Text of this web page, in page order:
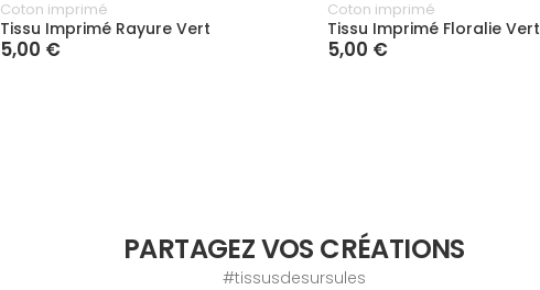
Coton imprimé
Tissu Imprimé Rayure Vert
5,00 €
Coton imprimé
Tissu Imprimé Floralie Vert
5,00 €
PARTAGEZ VOS CRÉATIONS
#tissusdesursules